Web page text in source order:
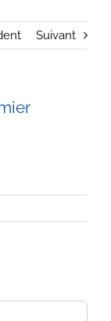
Suivant